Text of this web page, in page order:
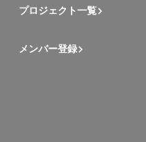
プロジェクト一覧
メンバー登録